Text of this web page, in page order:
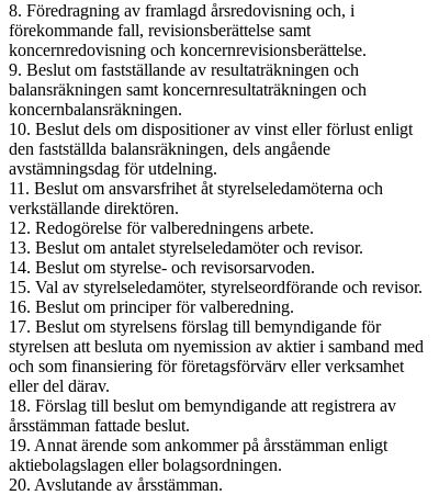
8. Föredragning av framlagd årsredovisning och, i
förekommande fall, revisionsberättelse samt
koncernredovisning och koncernrevisionsberättelse.
9. Beslut om fastställande av resultaträkningen och
balansräkningen samt koncernresultaträkningen och
koncernbalansräkningen.
10. Beslut dels om dispositioner av vinst eller förlust enligt
den fastställda balansräkningen, dels angående
avstämningsdag för utdelning.
11. Beslut om ansvarsfrihet åt styrelseledamöterna och
verkställande direktören.
12. Redogörelse för valberedningens arbete.
13. Beslut om antalet styrelseledamöter och revisor.
14. Beslut om styrelse- och revisorsarvoden.
15. Val av styrelseledamöter, styrelseordförande och revisor.
16. Beslut om principer för valberedning.
17. Beslut om styrelsens förslag till bemyndigande för
styrelsen att besluta om nyemission av aktier i samband med
och som finansiering för företagsförvärv eller verksamhet
eller del därav.
18. Förslag till beslut om bemyndigande att registrera av
årsstämman fattade beslut.
19. Annat ärende som ankommer på årsstämman enligt
aktiebolagslagen eller bolagsordningen.
20. Avslutande av årsstämman.